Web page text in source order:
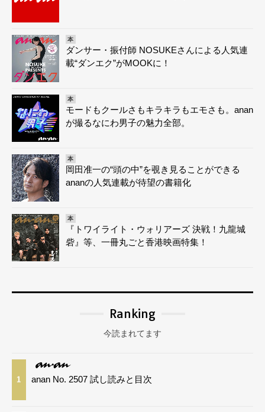
本
ダンサー・振付師 NOSUKEさんによる人気連
載“ダンエク”がMOOKに！
本
モードもクールさもキラキラもエモさも。anan
が撮るなにわ男子の魅力全部。
本
岡田准一の“頭の中”を覗き見ることができる
ananの人気連載が待望の書籍化
本
『トワイライト・ウォリアーズ 決戦！九龍城
砦』等、一冊丸ごと香港映画特集！
Ranking
今読まれてます
1 anan No. 2507 試し読みと目次